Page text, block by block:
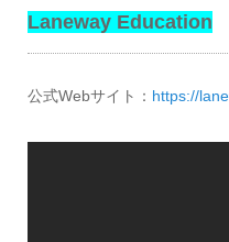
Laneway Education
公式Webサイト： https://